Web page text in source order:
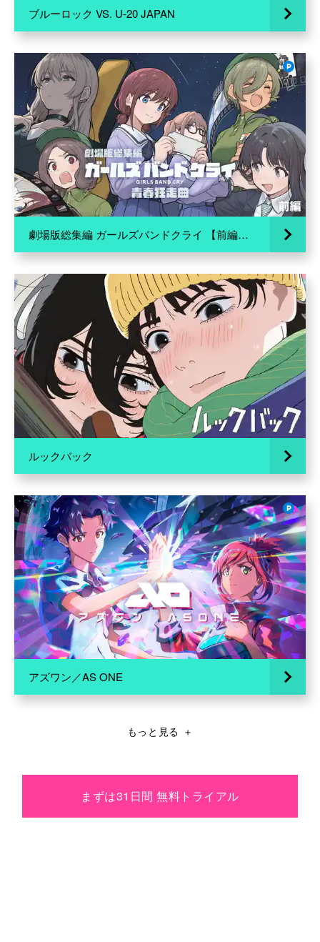
ブルーロック VS. U-20 JAPAN
劇場版総集編 ガールズバンドクライ 【前編】 青春狂走曲
ルックバック
アズワン／AS ONE
もっと見る ＋
まずは31日間 無料トライアル